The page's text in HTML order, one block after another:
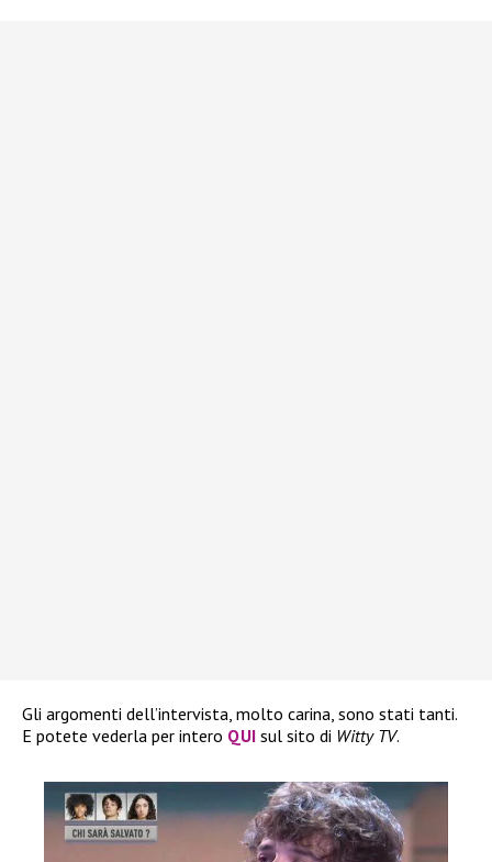
Gli argomenti dell’intervista, molto carina, sono stati tanti.
E potete vederla per intero QUI sul sito di Witty TV.